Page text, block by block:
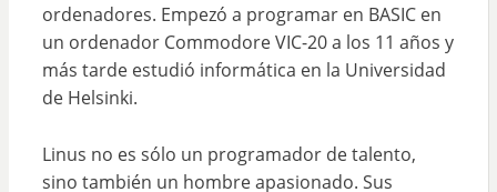
ordenadores. Empezó a programar en BASIC en
un ordenador Commodore VIC-20 a los 11 años y
más tarde estudió informática en la Universidad
de Helsinki.
Linus no es sólo un programador de talento,
sino también un hombre apasionado. Sus